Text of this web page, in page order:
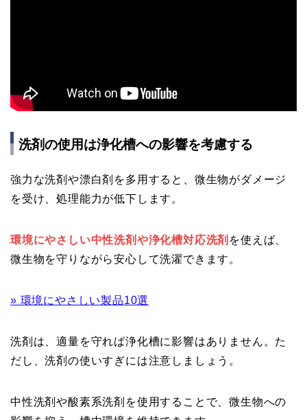
洗剤の使用は浄化槽への影響を考慮する
強力な洗剤や漂白剤を多用すると、微生物がダメージ
を受け、処理能力が低下します。
環境にやさしい中性洗剤や浄化槽対応洗剤 を使えば、
微生物を守りながら安心して洗濯できます。
» 環境にやさしい製品10選
洗剤は、適量を守れば浄化槽に影響はありません。た
だし、洗剤の使いすぎには注意しましょう。
中性洗剤や酸素系洗剤を使用することで、微生物への